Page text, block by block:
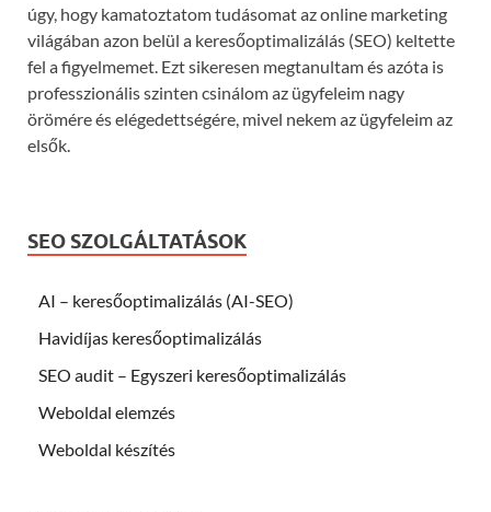
úgy, hogy kamatoztatom tudásomat az online marketing
világában azon belül a keresőoptimalizálás (SEO) keltette
fel a figyelmemet. Ezt sikeresen megtanultam és azóta is
professzionális szinten csinálom az ügyfeleim nagy
örömére és elégedettségére, mivel nekem az ügyfeleim az
elsők.
SEO SZOLGÁLTATÁSOK
AI – keresőoptimalizálás (AI-SEO)
Havidíjas keresőoptimalizálás
SEO audit – Egyszeri keresőoptimalizálás
Weboldal elemzés
Weboldal készítés